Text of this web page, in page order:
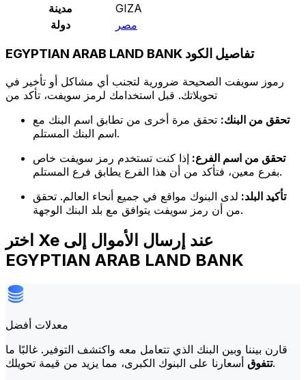
مدينة
GIZA
دولة
مصر
EGYPTIAN ARAB LAND BANK تفاصيل الكود
رموز سويفت الصحيحة ضرورية لتجنب أي مشاكل أو تأخير في
تحويلاتك. قبل استخدامك لرمز سويفت، تأكد من
تحقق من البنك: تحقق مرة أخرى من تطابق اسم البنك مع
اسم البنك المستلم.
تحقق من اسم الفرع: إذا كنت تستخدم رمز سويفت خاص
بفرع معين، فتأكد من أن هذا الفرع يطابق فرع المستلم.
تأكيد البلد: لدى البنوك مواقع في جميع أنحاء العالم. تحقق
من أن رمز سويفت يتوافق مع بلد البنك الوجهة.
اختر Xe عند إرسال الأموال إلى
EGYPTIAN ARAB LAND BANK
معدلات أفضل
قارن بيننا وبين البنك الذي تتعامل معه واكتشف التوفير. غالبًا ما
تتفوقأسعارنا على البنوك الكبرى، مما يزيد من قيمة تحويلك.